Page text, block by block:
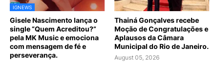
IGNEWS
Gisele Nascimento lança o
single “Quem Acreditou?”
pela MK Music e emociona
com mensagem de fé e
perseverança.
Thainá Gonçalves recebe
Moção de Congratulações e
Aplausos da Câmara
Municipal do Rio de Janeiro.
August 05, 2026